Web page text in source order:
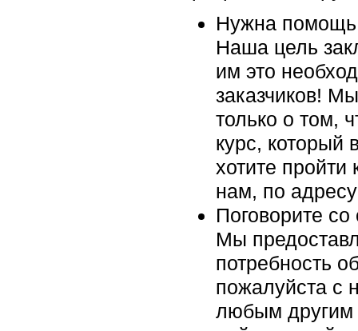
Нужна помощь
Наша цель
им это
заказчиков!
только о том,
курс, который
хотите
нам, по
Поговорите
Мы
потребность
пожалуйста c
любым другим